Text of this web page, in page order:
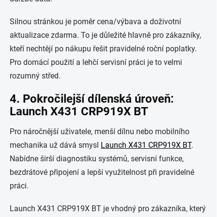
Silnou stránkou je poměr cena/výbava a doživotní
aktualizace zdarma. To je důležité hlavně pro zákazníky,
kteří nechtějí po nákupu řešit pravidelné roční poplatky.
Pro domácí použití a lehčí servisní práci je to velmi
rozumný střed.
4. Pokročilejší dílenská úroveň:
Launch X431 CRP919X BT
Pro náročnější uživatele, menší dílnu nebo mobilního
mechanika už dává smysl Launch X431 CRP919X BT.
Nabídne širší diagnostiku systémů, servisní funkce,
bezdrátové připojení a lepší využitelnost při pravidelné
práci.
Launch X431 CRP919X BT je vhodný pro zákazníka, který